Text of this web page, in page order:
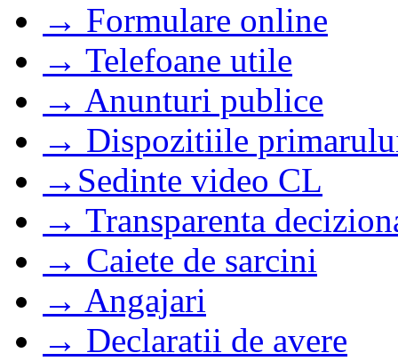
→ Formulare online
→ Telefoane utile
→ Anunturi publice
→ Dispozitiile
→Sedinte video CL
→ Transparenta
→ Caiete de sarcini
→ Angajari
→ Declaratii de avere